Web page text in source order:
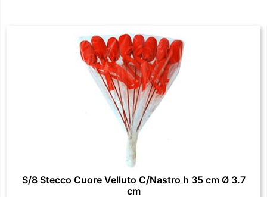
S/8 Stecco Cuore Velluto C/Nastro h 35 cm Ø 3.7
cm